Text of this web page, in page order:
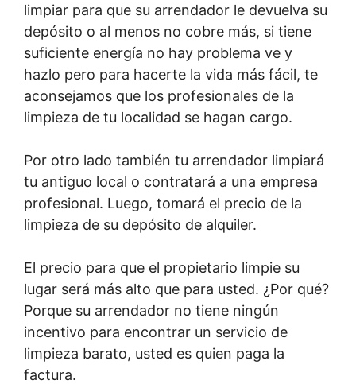
limpiar para que su arrendador le devuelva su
depósito o al menos no cobre más, si tiene
suficiente energía no hay problema ve y
hazlo pero para hacerte la vida más fácil, te
aconsejamos que los profesionales de la
limpieza de tu localidad se hagan cargo.
Por otro lado también tu arrendador limpiará
tu antiguo local o contratará a una empresa
profesional. Luego, tomará el precio de la
limpieza de su depósito de alquiler.
El precio para que el propietario limpie su
lugar será más alto que para usted. ¿Por qué?
Porque su arrendador no tiene ningún
incentivo para encontrar un servicio de
limpieza barato, usted es quien paga la
factura.